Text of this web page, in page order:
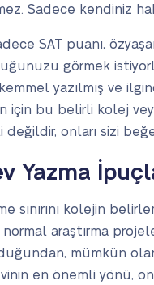
Sadece kendiniz
SAT puanı,
görmek
yazılmış ve
için bu belirli kolej
değildir, onları sizi
Yazma
sınırını kolejin
araştırma
mümkün
en önemli yönü,